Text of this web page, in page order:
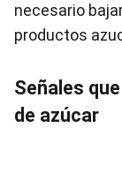
necesario
productos
Señales
de azúcar